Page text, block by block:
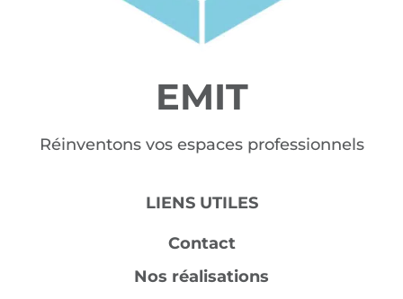
EMIT
Réinventons vos espaces professionnels
LIENS UTILES
Contact
Nos réalisations